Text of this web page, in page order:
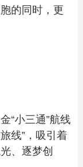
的同时，更
小三通”航线
线”，吸引着
、逐梦创